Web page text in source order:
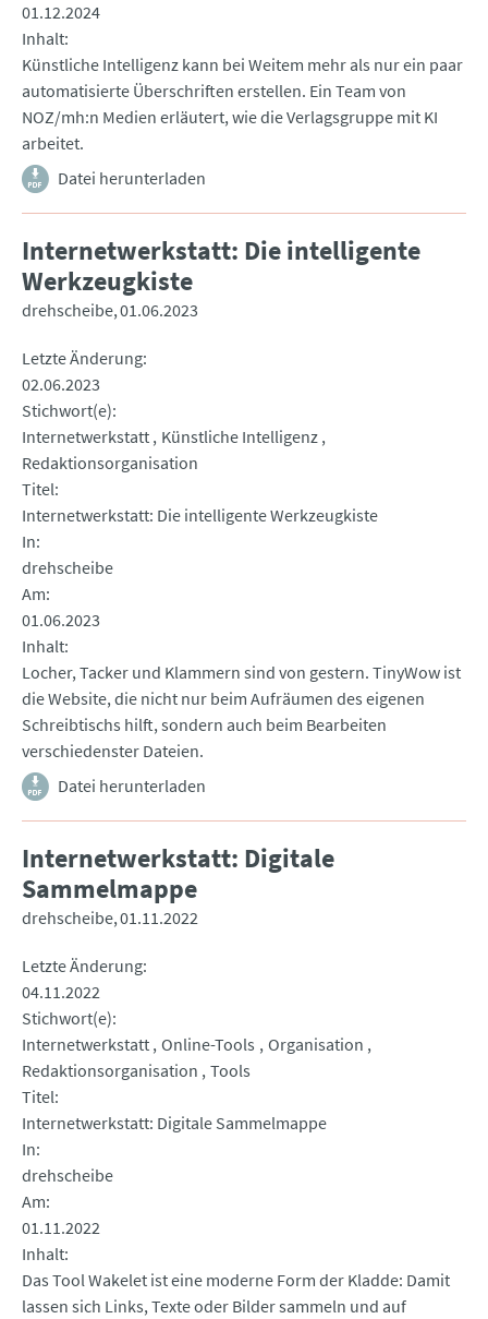
01.12.2024
Inhalt
Künstliche Intelligenz kann bei Weitem mehr als nur ein paar
automatisierte Überschriften erstellen. Ein Team von
NOZ/mh:n Medien erläutert, wie die Verlagsgruppe mit KI
arbeitet.
Datei herunterladen
Internetwerkstatt: Die intelligente
Werkzeugkiste
drehscheibe 01.06.2023
Letzte Änderung
02.06.2023
Stichwort(e)
Internetwerkstatt Künstliche Intelligenz
Redaktionsorganisation
Titel
Internetwerkstatt: Die intelligente Werkzeugkiste
In
drehscheibe
Am
01.06.2023
Inhalt
Locher, Tacker und Klammern sind von gestern. TinyWow ist
die Website, die nicht nur beim Aufräumen des eigenen
Schreibtischs hilft, sondern auch beim Bearbeiten
verschiedenster Dateien.
Datei herunterladen
Internetwerkstatt: Digitale
Sammelmappe
drehscheibe 01.11.2022
Letzte Änderung
04.11.2022
Stichwort(e)
Internetwerkstatt Online-Tools
Organisation
Redaktionsorganisation Tools
Titel
Internetwerkstatt: Digitale Sammelmappe
In
drehscheibe
Am
01.11.2022
Inhalt
Das Tool Wakelet ist eine moderne Form der Kladde: Damit
lassen sich Links, Texte oder Bilder sammeln und auf